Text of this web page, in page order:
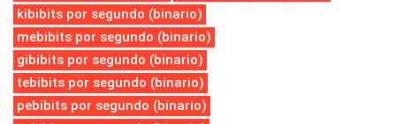
kibibits por segundo (binario)
mebibits por segundo (binario)
gibibits por segundo (binario)
tebibits por segundo (binario)
pebibits por segundo (binario)